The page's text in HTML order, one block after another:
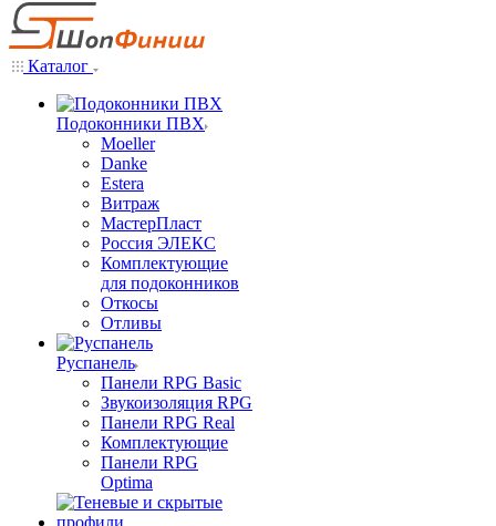
Каталог
Подоконники ПВХ
Moeller
Danke
Estera
Витраж
МастерПласт
Россия ЭЛЕКС
Комплектующие
для подоконников
Откосы
Отливы
Руспанель
Панели RPG Basic
Звукоизоляция RPG
Панели RPG Real
Комплектующие
Панели RPG
Optima